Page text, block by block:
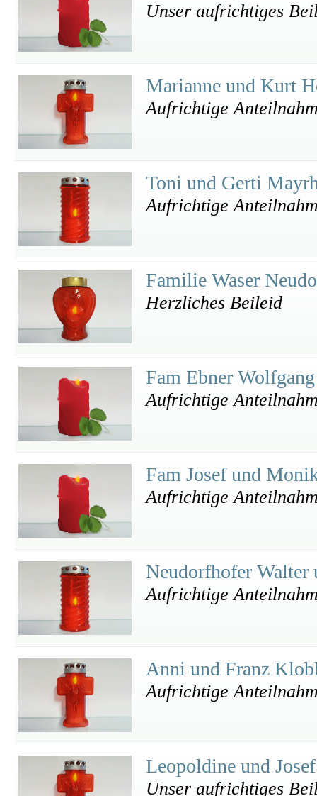
Unser aufrichtiges
Marianne und Kurt
Aufrichtige
Toni und Gerti
Aufrichtige
Familie Waser
Herzliches Beileid
Fam Ebner
Aufrichtige
Fam Josef und
Aufrichtige
Neudorfhofer
Aufrichtige
Anni und Franz
Aufrichtige
Leopoldine und
Unser aufrichtiges